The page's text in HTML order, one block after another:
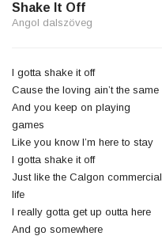
Shake It Off
Angol dalszöveg
I gotta shake it off
Cause the loving ain’t the same
And you keep on playing
games
Like you know I’m here to stay
I gotta shake it off
Just like the Calgon commercial
life
I really gotta get up outta here
And go somewhere